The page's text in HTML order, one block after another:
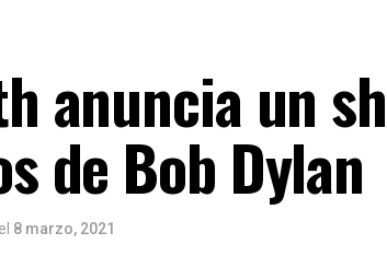
anuncia un
de Bob Dylan
el 8 marzo, 2021